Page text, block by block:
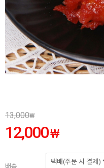
13,000₩
12,000₩
배송